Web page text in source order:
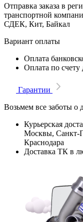
Отправка заказа в
транспортной
СДЕК, Кит, Байкал
Вариант оплаты
Оплата
Оплата по
Гарантии
Возьмем все заботы о
Курьерская
Москвы, Санкт-
Краснодара
Доставка ТК в